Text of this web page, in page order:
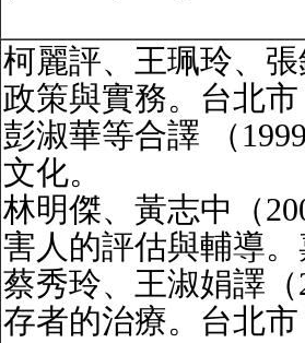
柯麗評、王珮玲、
政策與實務。台北
彭淑華等合譯 （
文化。
林明傑、黃志中（
害人的評估與輔導
蔡秀玲、王淑娟譯
存者的治療。台北